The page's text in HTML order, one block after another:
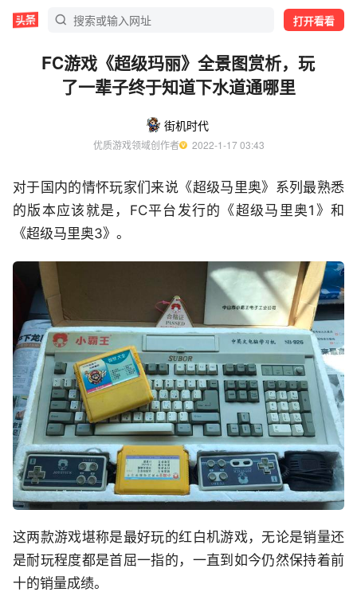
打开看看
FC游戏《超级玛丽》全景图赏析，玩
了一辈子终于知道下水道通哪里
街机时代
优质游戏领域创作者
  2022-1-17 03:43
对于国内的情怀玩家们来说《超级马里奥》系列最熟悉
的版本应该就是，FC平台发行的《超级马里奥1》和
《超级马里奥3》。
这两款游戏堪称是最好玩的红白机游戏，无论是销量还
是耐玩程度都是首屈一指的，一直到如今仍然保持着前
十的销量成绩。